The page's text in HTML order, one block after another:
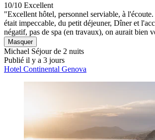
10/10 Excellent
"Excellent hôtel, personnel serviable, à
était impeccable, du petit déjeuner, Dîner et
négatif, pas de spa (en travaux), on aurait bien
Masquer
Michael Séjour de 2 nuits
Publié il y a 3 jours
Hotel Continental Genova